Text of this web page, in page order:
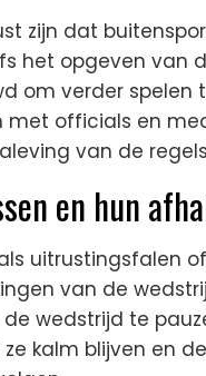
zijn dat
het opgeven van
om verder spelen
officials en
van de
en hun
uitrustingsfalen
van de
wedstrijd te
kalm blijven en